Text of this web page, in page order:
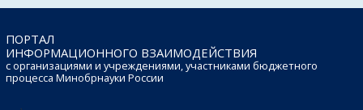
ПОРТАЛ
ИНФОРМАЦИОННОГО ВЗАИМОДЕЙСТВИЯ
с организациями и учреждениями, участниками бюджетного
процесса Минобрнауки России